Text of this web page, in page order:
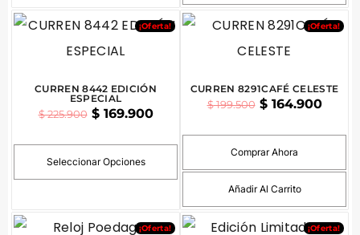
¡Oferta!
CURREN 8442 EDICIÓN
ESPECIAL
$225.900 $169.900
Seleccionar Opciones
¡Oferta!
CURREN 8291CAFÉ CELESTE
$199.500 $164.900
Comprar Ahora
Añadir Al Carrito
¡Oferta! ¡Oferta!